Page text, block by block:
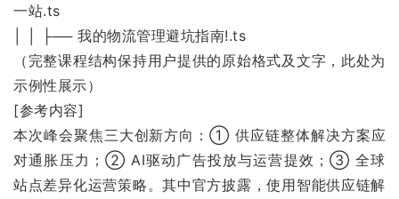
一站.ts
│ │ ├── 我的物流管理避坑指南!.ts
（完整课程结构保持用户提供的原始格式及文字，此处为
示例性展示）
[参考内容]
本次峰会聚焦三大创新方向：① 供应链整体解决方案应
对通胀压力；② AI驱动广告投放与运营提效；③ 全球
站点差异化运营策略。其中官方披露，使用智能供应链解